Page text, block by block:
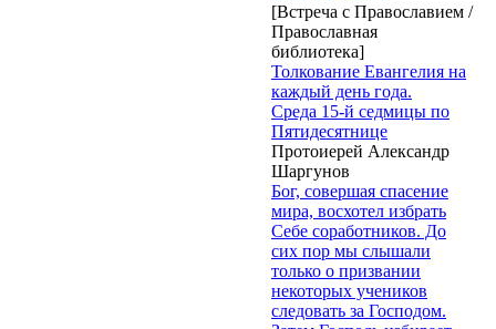
[Встреча с Православием /
Православная
библиотека]
Толкование Евангелия на
каждый день года.
Среда 15-й седмицы по
Пятидесятнице
Протоиерей Александр
Шаргунов
Бог, совершая спасение
мира, восхотел избрать
Себе соработников. До
сих пор мы слышали
только о призвании
некоторых учеников
следовать за Господом.